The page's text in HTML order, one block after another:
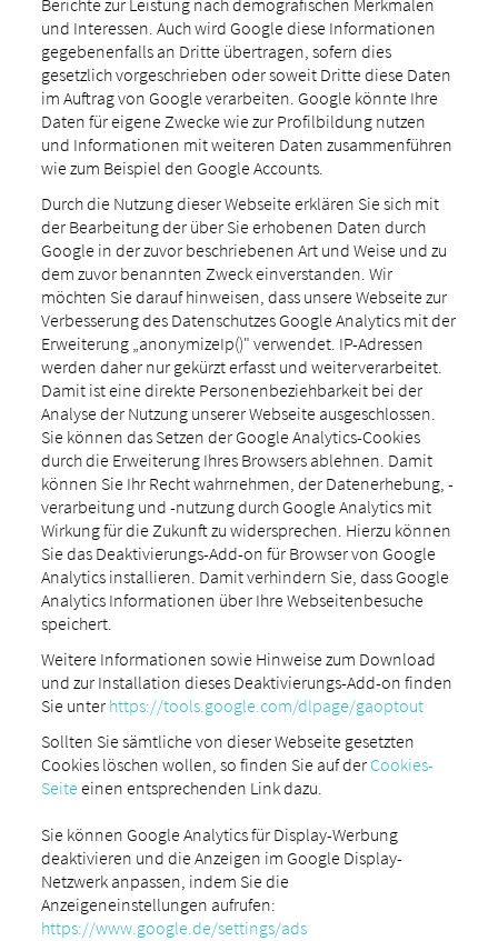
und Interessen. Auch wird Google diese Informationen
gegebenenfalls an Dritte übertragen, sofern dies
gesetzlich vorgeschrieben oder soweit Dritte diese Daten
im Auftrag von Google verarbeiten. Google könnte Ihre
Daten für eigene Zwecke wie zur Profilbildung nutzen
und Informationen mit weiteren Daten zusammenführen
wie zum Beispiel den Google Accounts.
Durch die Nutzung dieser Webseite erklären Sie sich mit
der Bearbeitung der über Sie erhobenen Daten durch
Google in der zuvor beschriebenen Art und Weise und zu
dem zuvor benannten Zweck einverstanden. Wir
möchten Sie darauf hinweisen, dass unsere Webseite zur
Verbesserung des Datenschutzes Google Analytics mit der
Erweiterung „anonymizeIp()" verwendet. IP-Adressen
werden daher nur gekürzt erfasst und weiterverarbeitet.
Damit ist eine direkte Personenbeziehbarkeit bei der
Analyse der Nutzung unserer Webseite ausgeschlossen.
Sie können das Setzen der Google Analytics-Cookies
durch die Erweiterung Ihres Browsers ablehnen. Damit
können Sie Ihr Recht wahrnehmen, der Datenerhebung, -
verarbeitung und -nutzung durch Google Analytics mit
Wirkung für die Zukunft zu widersprechen. Hierzu können
Sie das Deaktivierungs-Add-on für Browser von Google
Analytics installieren. Damit verhindern Sie, dass Google
Analytics Informationen über Ihre Webseitenbesuche
speichert.
Weitere Informationen sowie Hinweise zum Download
und zur Installation dieses Deaktivierungs-Add-on finden
Sie unter https://tools.google.com/dlpage/gaoptout
Sollten Sie sämtliche von dieser Webseite gesetzten
Cookies löschen wollen, so finden Sie auf der Cookies-
Seite einen entsprechenden Link dazu.
Sie können Google Analytics für Display-Werbung
deaktivieren und die Anzeigen im Google Display-
Netzwerk anpassen, indem Sie die
Anzeigeneinstellungen aufrufen:
https://www.google.de/settings/ads